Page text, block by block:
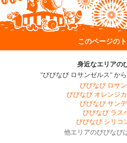
このページの
身近なエリアの
"びびなび ロサンゼルス" か
びびなび ロサ
びびなび オレンジ
びびなび サン
びびなび ラス
びびなび シリコ
他エリアのびびなび